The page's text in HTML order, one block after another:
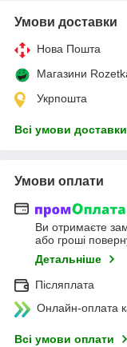
Умови доставки
Нова Пошта
Магазини
Укрпошта
Всі умови доставки
Умови оплати
Ви отримаєте
або гроші
Детальніше
Післяплата
Онлайн-оплата
Всі умови оплати